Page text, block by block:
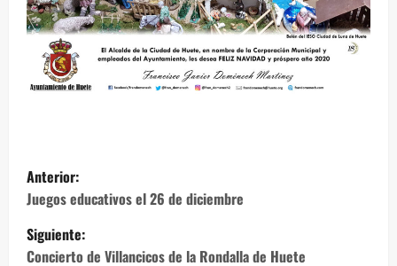
N
a
v
Anterior:
Juegos educativos el 26 de diciembre
Siguiente:
Concierto de Villancicos de la Rondalla de Huete